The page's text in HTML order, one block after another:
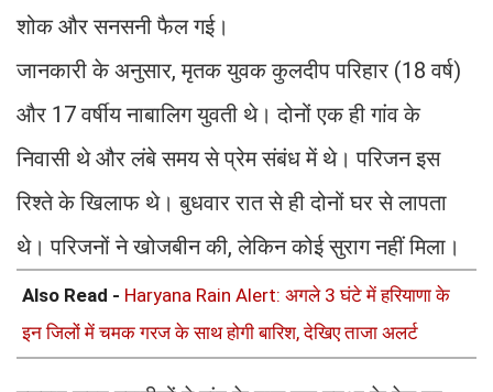
शोक और सनसनी फैल गई।
जानकारी के अनुसार, मृतक युवक कुलदीप परिहार (18 वर्ष)
और 17 वर्षीय नाबालिग युवती थे। दोनों एक ही गांव के
निवासी थे और लंबे समय से प्रेम संबंध में थे। परिजन इस
रिश्ते के खिलाफ थे। बुधवार रात से ही दोनों घर से लापता
थे। परिजनों ने खोजबीन की, लेकिन कोई सुराग नहीं मिला।
Also Read - Haryana Rain Alert: अगले 3 घंटे में हरियाणा के
इन जिलों में चमक गरज के साथ होगी बारिश, देखिए ताजा अलर्ट